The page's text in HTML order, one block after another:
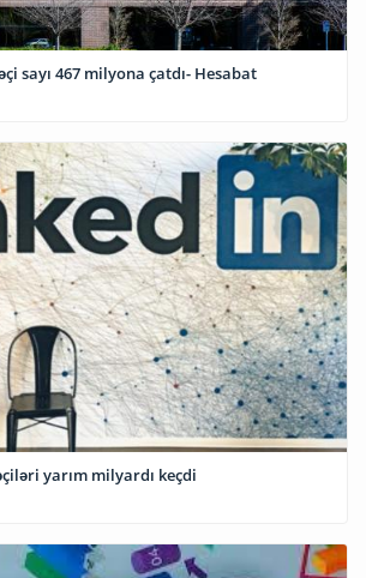
sayı 467 milyona çatdı- Hesabat
yarım milyardı keçdi